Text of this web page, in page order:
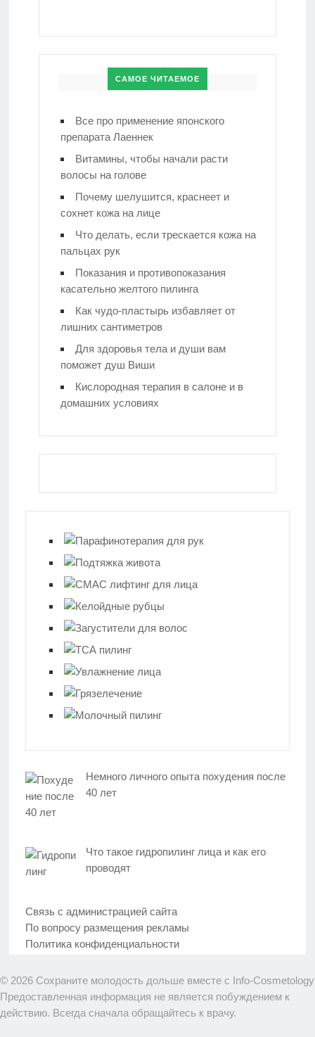
САМОЕ ЧИТАЕМОЕ
Все про применение японского
препарата Лаеннек
Витамины, чтобы начали расти
волосы на голове
Почему шелушится, краснеет и
сохнет кожа на лице
Что делать, если трескается кожа на
пальцах рук
Показания и противопоказания
касательно желтого пилинга
Как чудо-пластырь избавляет от
лишних сантиметров
Для здоровья тела и души вам
поможет душ Виши
Кислородная терапия в салоне и в
домашних условиях
Немного личного опыта похудения после
40 лет
Что такое гидропилинг лица и как его
проводят
Связь с администрацией сайта
По вопросу размещения рекламы
Политика конфиденциальности
© 2026 Сохраните молодость дольше вместе с Info-Cosmetology
Предоставленная информация не является побуждением к
действию. Всегда сначала обращайтесь к врачу.